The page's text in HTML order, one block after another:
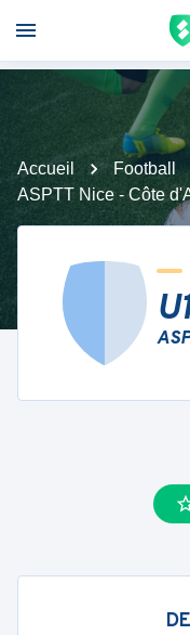
Accueil Football
ASPTT Nice - Côte